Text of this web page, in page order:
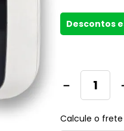
Descontos
－